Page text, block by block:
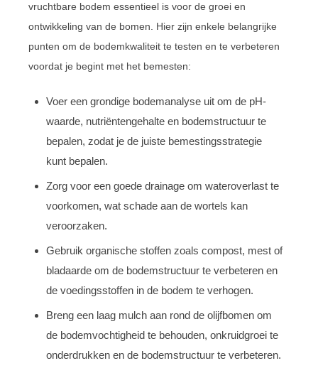
vruchtbare bodem essentieel is voor de groei en
ontwikkeling van de bomen. Hier zijn enkele belangrijke
punten om de bodemkwaliteit te testen en te verbeteren
voordat je begint met het bemesten:
Voer een grondige bodemanalyse uit om de pH-
waarde, nutriëntengehalte en bodemstructuur te
bepalen, zodat je de juiste bemestingsstrategie
kunt bepalen.
Zorg voor een goede drainage om wateroverlast te
voorkomen, wat schade aan de wortels kan
veroorzaken.
Gebruik organische stoffen zoals compost, mest of
bladaarde om de bodemstructuur te verbeteren en
de voedingsstoffen in de bodem te verhogen.
Breng een laag mulch aan rond de olijfbomen om
de bodemvochtigheid te behouden, onkruidgroei te
onderdrukken en de bodemstructuur te verbeteren.